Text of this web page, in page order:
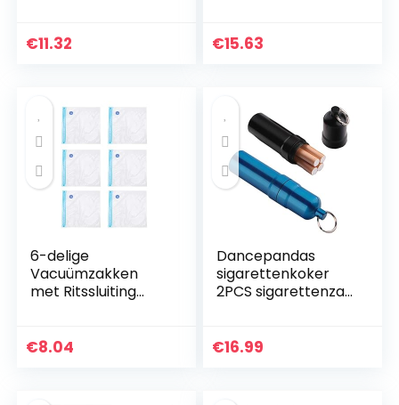
V7/V8/V10
€11.32
schoonmaak
€15.63
6-delige
Vacuümzakken
met Ritssluiting
rs Herbruikbare
€8.04
Dancepandas
sigarettenkoker
2PCS sigarettenzak
sigarettenkoker
€16.99